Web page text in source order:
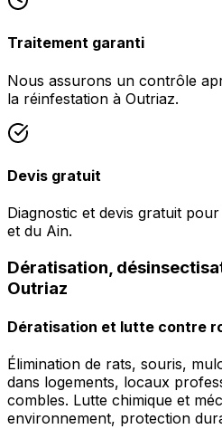
Traitement garanti
Nous assurons un contrôle
la réinfestation à Outriaz.
Devis gratuit
Diagnostic et devis gratuit
et du Ain.
Dératisation,
Outriaz
Dératisation et lutte contre
Élimination de rats, souris,
dans logements, locaux
combles. Lutte chimique et
environnement, protection